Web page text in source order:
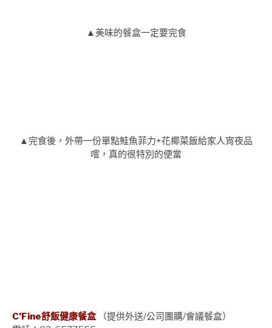
▲美味的餐盒一定要完食
▲完食後，外帶一份單點鮭魚菲力+花椰菜飯給家人宵夜品
嚐，真的很特別的便當
C’Fine舒飯健康餐盒
（提供外送/公司團購/會議餐盒）